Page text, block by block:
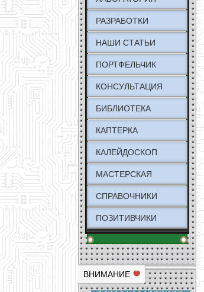
РАЗРАБОТКИ
НАШИ СТАТЬИ
ПОРТФЕЛЬЧИК
КОНСУЛЬТАЦИЯ
БИБЛИОТЕКА
КАПТЕРКА
КАЛЕЙДОСКОП
МАСТЕРСКАЯ
СПРАВОЧНИКИ
ПОЗИТИВЧИКИ
ВНИМАНИЕ